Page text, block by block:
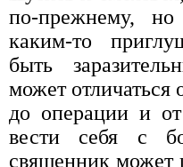
по-прежнему,
каким-то
быть
может отличаться
до операции и
вести себя с
священник может